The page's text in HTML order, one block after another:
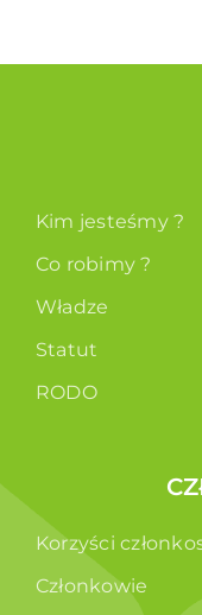
Kim jesteśmy ?
Co robimy ?
Władze
Statut
RODO
Korzyści
Członkowie